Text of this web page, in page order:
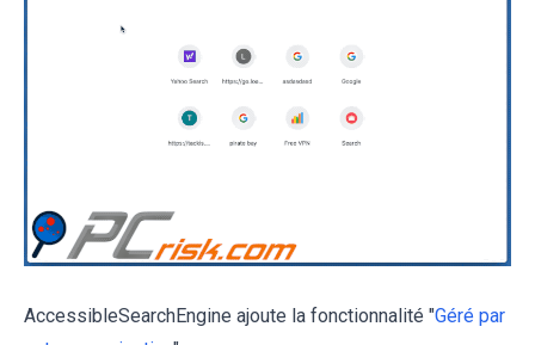
AccessibleSearchEngine ajoute la fonctionnalité "Géré par